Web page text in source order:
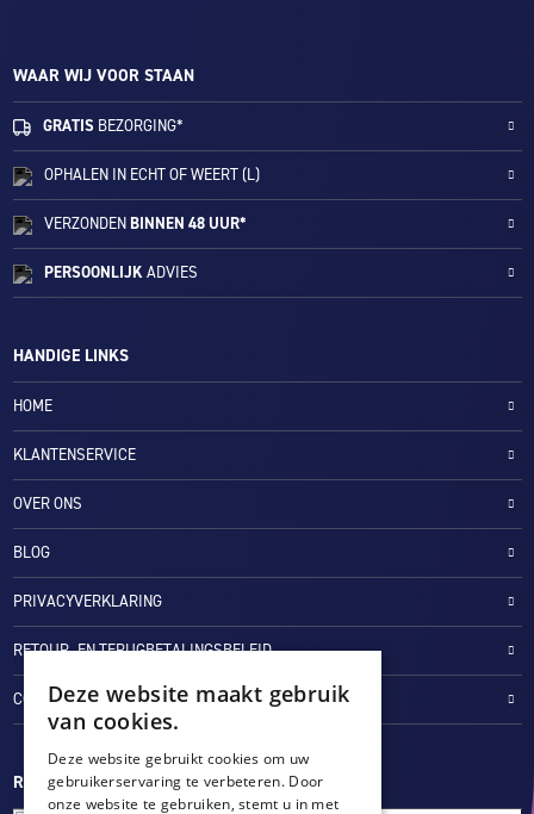
WAAR WIJ VOOR STAAN
GRATIS BEZORGING*
OPHALEN IN ECHT OF WEERT (L)
VERZONDENBINNEN 48 UUR*
PERSOONLIJKADVIES
HANDIGE LINKS
HOME
KLANTENSERVICE
OVER ONS
BLOG
PRIVACYVERKLARING
RETOUR- EN TERUGBETALINGSBELEID
COOKIES
REVIEWMERK
Deze website maakt gebruik
van cookies.
Deze website gebruikt cookies om uw
gebruikerservaring te verbeteren. Door
onze website te gebruiken, stemt u in met